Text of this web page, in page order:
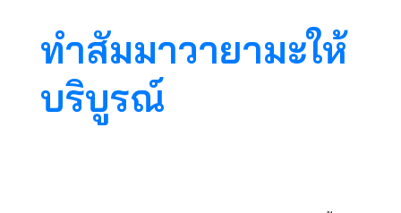
ทำสัมมาวายามะให้
บริบูรณ์